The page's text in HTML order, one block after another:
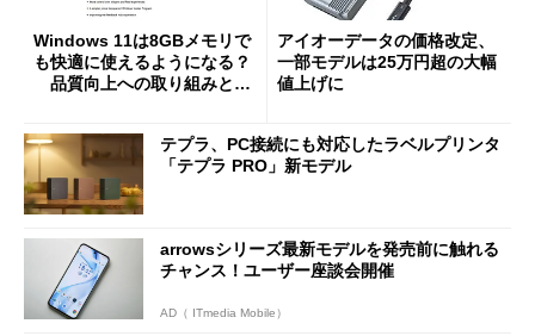
Windows 11は8GBメモリで
も快適に使えるようになる？
品質向上への取り組みと
アイオーデータの価格改定、
一部モデルは25万円超の大幅
値上げに
テプラ、PC接続にも対応したラベルプリンタ
「テプラ PRO」新モデル
arrowsシリーズ最新モデルを発売前に触れる
チャンス！ユーザー座談会開催
AD（ ITmedia Mobile）